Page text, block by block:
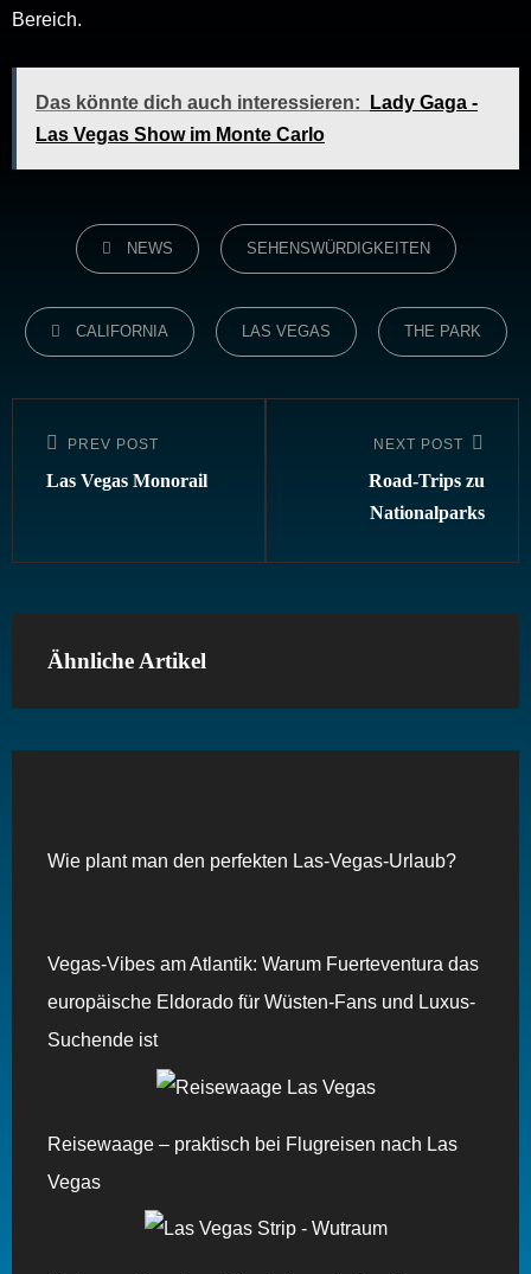
Bereich.
Das könnte dich auch interessieren:
Lady Gaga -
Las Vegas Show im Monte Carlo
CATEGORIES
NEWS SEHENSWÜRDIGKEITEN
TAGS,
CALIFORNIA LAS VEGAS THE PARK
Previous
Post
PREV POST
Las Vegas Monorail
NEXT POST
Road-Trips zu
Nationalparks
Ähnliche Artikel
Wie plant man den perfekten Las-Vegas-Urlaub?
Vegas-Vibes am Atlantik: Warum Fuerteventura das
europäische Eldorado für Wüsten-Fans und Luxus-
Suchende ist
Reisewaage – praktisch bei Flugreisen nach Las
Vegas